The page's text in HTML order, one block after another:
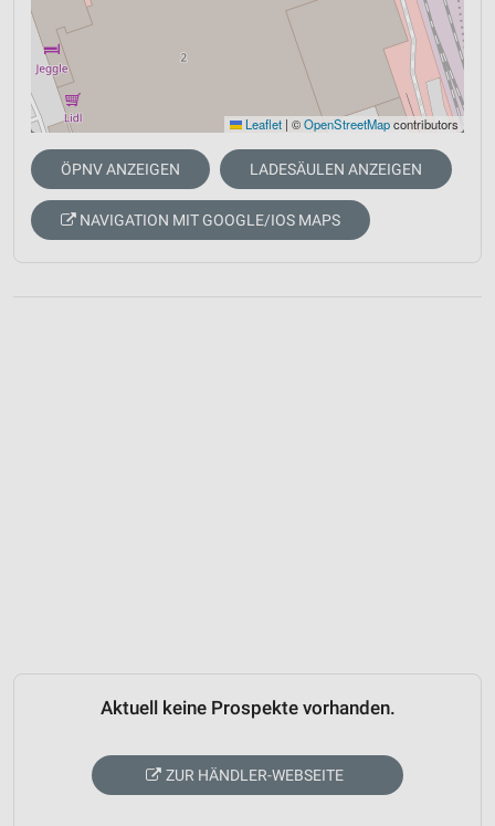
Leaflet | ©OpenStreetMapcontributors
ÖPNV ANZEIGEN LADESÄULEN ANZEIGEN
NAVIGATION MIT GOOGLE/IOS MAPS
Aktuell keine Prospekte vorhanden.
ZUR HÄNDLER-WEBSEITE